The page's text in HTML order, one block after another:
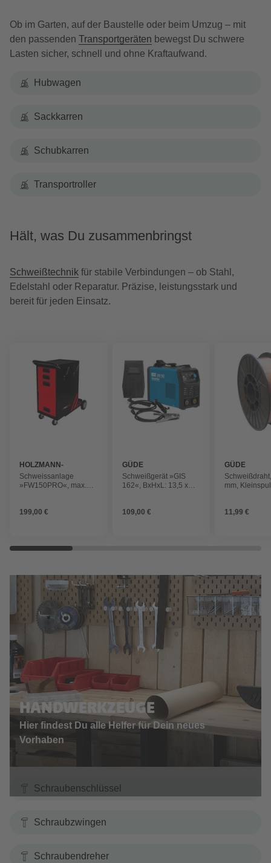
Ob im Garten, auf der Baustelle oder beim Umzug – mit
den passenden Transportgeräten bewegst Du schwere
Lasten sicher, schnell und ohne Kraftaufwand.
Hubwagen
Sackkarren
Schubkarren
Transportroller
Hält, was Du zusammenbringst
Schweißtechnik für stabile Verbindungen – ob Stahl,
Edelstahl oder Reparatur. Präzise, leistungsstark und
bereit für jeden Einsatz.
HOLZMANN-
MASCHINEN
Schweissanlage
»FW150PRO«, max.
199,00 €
GÜDE
Schweißgerät »GIS
162«, BxHxL: 13,5 x
109,00 €
GÜDE
mm,
11,99 €
HANDWERKZEUGE
Hier findest Du alle Helfer für Dein neues
Vorhaben
Schraubenschlüssel
Schraubzwingen
Schraubendreher